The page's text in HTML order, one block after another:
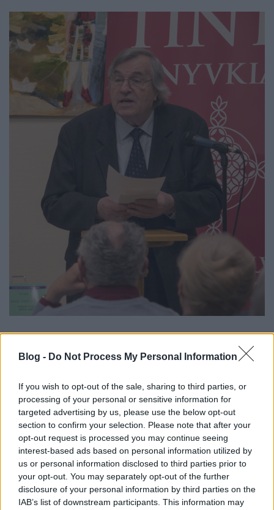
Blog - Do Not Process My Personal Information
If you wish to opt-out of the sale, sharing to third parties, or
processing of your personal or sensitive information for
targeted advertising by us, please use the below opt-out
section to confirm your selection. Please note that after your
opt-out request is processed you may continue seeing
interest-based ads based on personal information utilized by
us or personal information disclosed to third parties prior to
your opt-out. You may separately opt-out of the further
disclosure of your personal information by third parties on the
IAB’s list of downstream participants. This information may
Adamik Tamás
Retorika és érvelésalcím azt emeli ki, hogy a
asszisztensével, Lucie Olbrechts-Tytecával hosszú
évekig kutatta az igazságot és a vele kapcsolatos
értékítéletet. Ez a kitartó munka ahhoz a
felfedezéssel bíró eredményhez vezetett, hogy az
értékítéleteknek nincs külön logikájuk. Amit kerestek,
az már nagyon régen kifejlődött egy mára már
elfelejtett és félreértett tudományban, a retorikában,
„a meggyőzés és a rábeszélés ókori mesterségében”.
Így jutottak el Arisztotelészhez. Az ő műveit